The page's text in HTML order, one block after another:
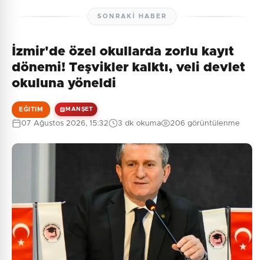
SONRAKI HABER
İzmir'de özel okullarda zorlu kayıt
dönemi! Teşvikler kalktı, veli devlet
okuluna yöneldi
EĞITIM MANŞET
07 Ağustos 2026, 15:32 3 dk okuma 206 görüntülenme